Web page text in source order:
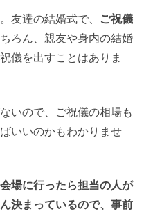
友達の結婚式で、 ご祝儀
ろん、親友や身内の結婚
儀を出すことはありま
いので、ご祝儀の相場も
いいのかもわかりませ
会場に行ったら担当の人が
決まっているので、事前